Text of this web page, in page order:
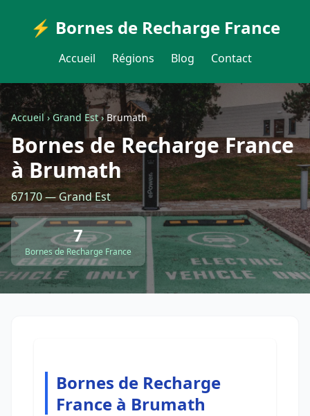
⚡ Bornes de Recharge France
Accueil Régions Blog Contact
Accueil›Grand Est›Brumath
Bornes de Recharge France
à Brumath
67170 — Grand Est
7
Bornes de Recharge France
Bornes de Recharge
France à Brumath